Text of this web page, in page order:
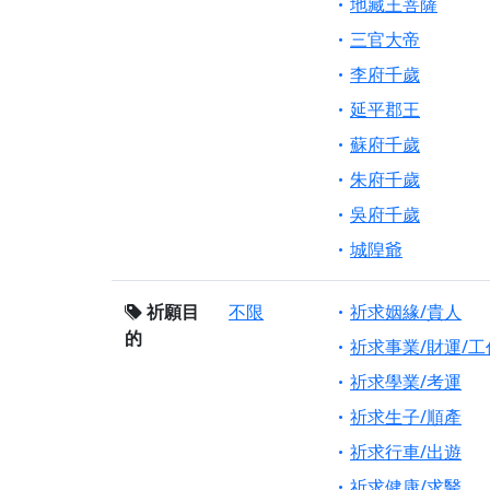
三官大帝
李府千歲
延平郡王
蘇府千歲
朱府千歲
吳府千歲
城隍爺
祈願目
的
不限
祈求姻緣/貴人
祈求事業/財運/工
祈求學業/考運
祈求生子/順產
祈求行車/出遊